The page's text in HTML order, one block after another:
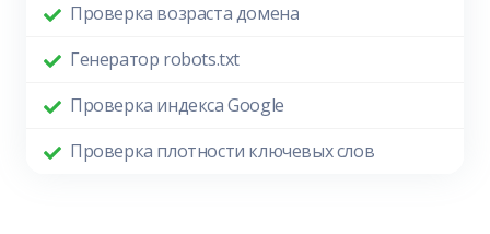
Проверка возраста домена
Генератор robots.txt
Проверка индекса Google
Проверка плотности ключевых слов